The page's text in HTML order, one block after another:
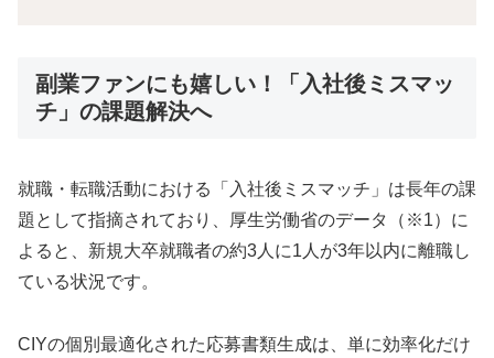
副業ファンにも嬉しい！「入社後ミスマッ
チ」の課題解決へ
就職・転職活動における「入社後ミスマッチ」は長年の課
題として指摘されており、厚生労働省のデータ（※1）に
よると、新規大卒就職者の約3人に1人が3年以内に離職し
ている状況です。
CIYの個別最適化された応募書類生成は、単に効率化だけ